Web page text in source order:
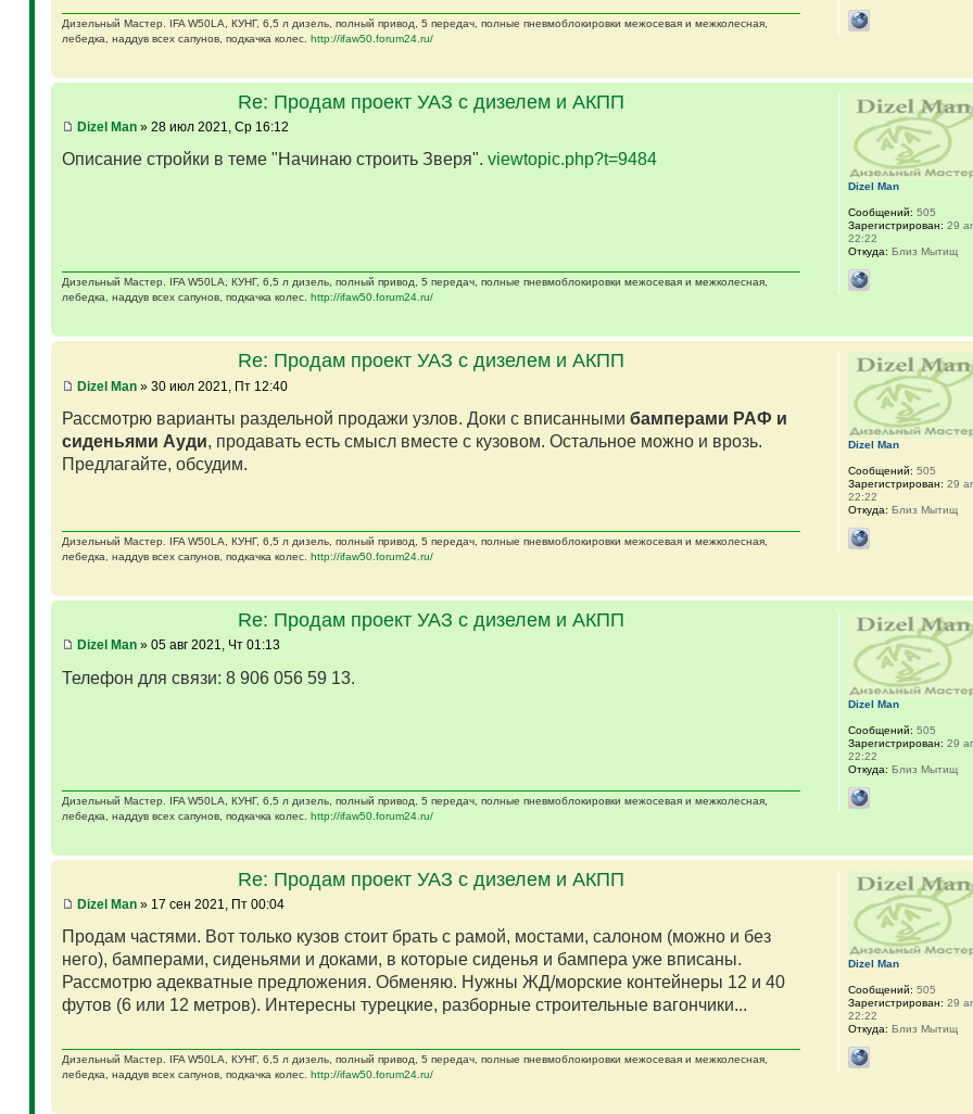
Дизельный Мастер. IFA W50LA, КУНГ, 6,5 л дизель, полный привод, 5 передач, полные пневмоблокировки межосевая и межколесная,
лебедка, наддув всех сапунов, подкачка колес. http://ifaw50.forum24.ru/
Re: Продам проект УАЗ с дизелем и АКПП
Dizel Man» 28 июл 2021, Ср 16:12
Описание стройки в теме "Начинаю строить Зверя". viewtopic.php?t=9484
Дизельный Мастер. IFA W50LA, КУНГ, 6,5 л дизель, полный привод, 5 передач, полные пневмоблокировки межосевая и межколесная,
лебедка, наддув всех сапунов, подкачка колес. http://ifaw50.forum24.ru/
Dizel Man
Сообщений: 505
Зарегистрирован: 29
22:22
Откуда: Близ Мытищ
Re: Продам проект УАЗ с дизелем и АКПП
Dizel Man» 30 июл 2021, Пт 12:40
Рассмотрю варианты раздельной продажи узлов. Доки с вписанными бамперами РАФ и
сиденьями Ауди, продавать есть смысл вместе с кузовом. Остальное можно и врозь.
Предлагайте, обсудим.
Дизельный Мастер. IFA W50LA, КУНГ, 6,5 л дизель, полный привод, 5 передач, полные пневмоблокировки межосевая и межколесная,
лебедка, наддув всех сапунов, подкачка колес. http://ifaw50.forum24.ru/
Dizel Man
Сообщений: 505
Зарегистрирован: 29
22:22
Откуда: Близ Мытищ
Re: Продам проект УАЗ с дизелем и АКПП
Dizel Man» 05 авг 2021, Чт 01:13
Телефон для связи: 8 906 056 59 13.
Дизельный Мастер. IFA W50LA, КУНГ, 6,5 л дизель, полный привод, 5 передач, полные пневмоблокировки межосевая и межколесная,
лебедка, наддув всех сапунов, подкачка колес. http://ifaw50.forum24.ru/
Dizel Man
Сообщений: 505
Зарегистрирован: 29
22:22
Откуда: Близ Мытищ
Re: Продам проект УАЗ с дизелем и АКПП
Dizel Man» 17 сен 2021, Пт 00:04
Продам частями. Вот только кузов стоит брать с рамой, мостами, салоном (можно и без
него), бамперами, сиденьями и доками, в которые сиденья и бампера уже вписаны.
Рассмотрю адекватные предложения. Обменяю. Нужны ЖД/морские контейнеры 12 и 40
футов (6 или 12 метров). Интересны турецкие, разборные строительные вагончики...
Дизельный Мастер. IFA W50LA, КУНГ, 6,5 л дизель, полный привод, 5 передач, полные пневмоблокировки межосевая и межколесная,
лебедка, наддув всех сапунов, подкачка колес. http://ifaw50.forum24.ru/
Dizel Man
Сообщений: 505
Зарегистрирован: 29
22:22
Откуда: Близ Мытищ